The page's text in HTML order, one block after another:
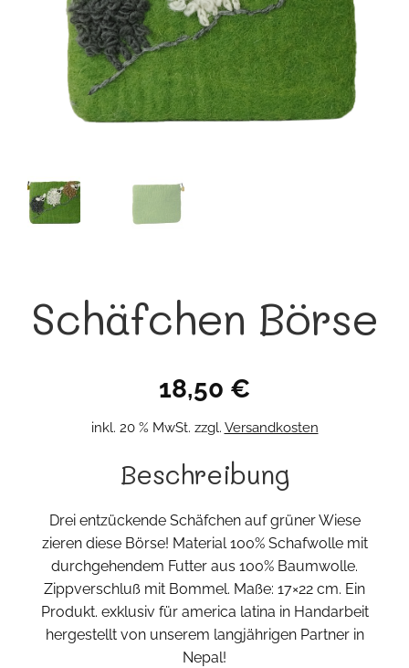
Schäfchen Börse
18,50 €
inkl. 20 % MwSt. zzgl. Versandkosten
Beschreibung
Drei entzückende Schäfchen auf grüner Wiese
zieren diese Börse! Material 100% Schafwolle mit
durchgehendem Futter aus 100% Baumwolle.
Zippverschluß mit Bommel. Maße: 17×22 cm. Ein
Produkt. exklusiv für america latina in Handarbeit
hergestellt von unserem langjährigen Partner in
Nepal!